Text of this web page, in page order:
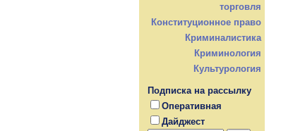
торговля
Конституционное право
Криминалистика
Криминология
Культурология
Подписка на рассылку
Оперативная
Дайджест